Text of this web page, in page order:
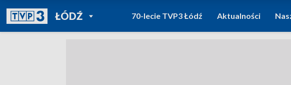
ŁÓDŹPOWRÓT DO
TVP REGIONY
70-lecie TVP3 Łódź Aktualności